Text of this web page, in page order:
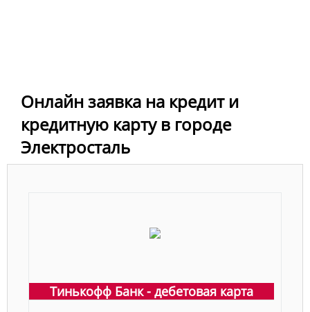
Онлайн заявка на кредит и
кредитную карту в городе
Электросталь
Тинькофф Банк - дебетовая карта